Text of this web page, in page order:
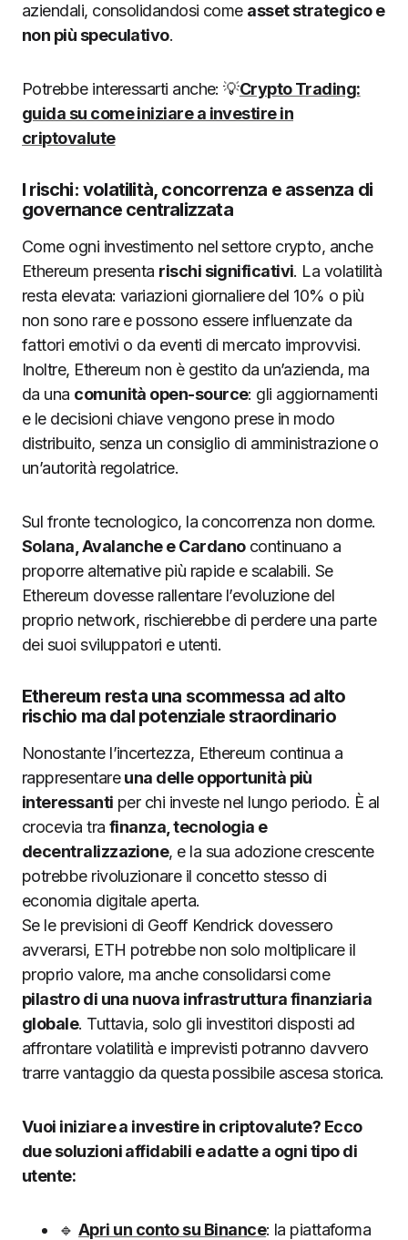
aziendali, consolidandosi come asset strategico e
non più speculativo.
Potrebbe interessarti anche: 💡Crypto Trading:
guida su come iniziare a investire in
criptovalute
I rischi: volatilità, concorrenza e assenza di
governance centralizzata
Come ogni investimento nel settore crypto, anche
Ethereum presenta rischi significativi. La volatilità
resta elevata: variazioni giornaliere del 10% o più
non sono rare e possono essere influenzate da
fattori emotivi o da eventi di mercato improvvisi.
Inoltre, Ethereum non è gestito da un’azienda, ma
da una comunità open-source: gli aggiornamenti
e le decisioni chiave vengono prese in modo
distribuito, senza un consiglio di amministrazione o
un’autorità regolatrice.
Sul fronte tecnologico, la concorrenza non dorme.
Solana, Avalanche e Cardanocontinuano a
proporre alternative più rapide e scalabili. Se
Ethereum dovesse rallentare l’evoluzione del
proprio network, rischierebbe di perdere una parte
dei suoi sviluppatori e utenti.
Ethereum resta una scommessa ad alto
rischio ma dal potenziale straordinario
Nonostante l’incertezza, Ethereum continua a
rappresentareuna delle opportunità più
interessanti per chi investe nel lungo periodo. È al
crocevia tra finanza, tecnologia e
decentralizzazione, e la sua adozione crescente
potrebbe rivoluzionare il concetto stesso di
economia digitale aperta.
Se le previsioni di Geoff Kendrick dovessero
avverarsi, ETH potrebbe non solo moltiplicare il
proprio valore, ma anche consolidarsi come
pilastro di una nuova infrastruttura finanziaria
globale. Tuttavia, solo gli investitori disposti ad
affrontare volatilità e imprevisti potranno davvero
trarre vantaggio da questa possibile ascesa storica.
Vuoi iniziare a investire in criptovalute? Ecco
due soluzioni affidabili e adatte a ogni tipo di
utente:
🔹 Apri un conto su Binance: la piattaforma